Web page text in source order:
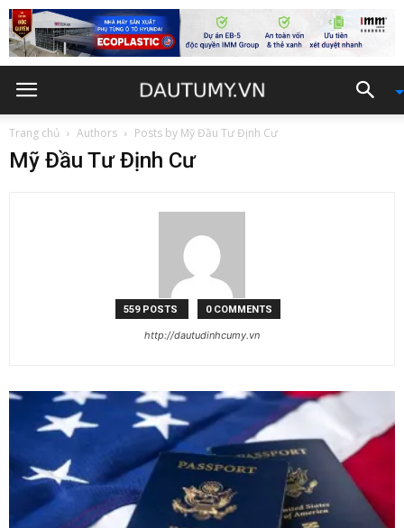
Trang chủ Authors Posts by Mỹ Đầu Tư Định Cư
Mỹ Đầu Tư Định Cư
559 POSTS 0 COMMENTS
http://dautudinhcumy.vn